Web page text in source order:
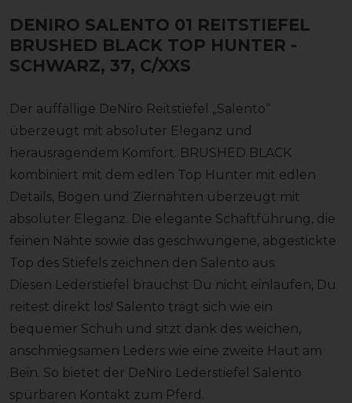
DENIRO SALENTO 01 REITSTIEFEL
BRUSHED BLACK TOP HUNTER -
SCHWARZ, 37, C/XXS
Der auffällige DeNiro Reitstiefel „Salento“
überzeugt mit absoluter Eleganz und
herausragendem Komfort. BRUSHED BLACK
kombiniert mit dem edlen Top Hunter mit edlen
Details, Bögen und Ziernähten überzeugt mit
absoluter Eleganz. Die elegante Schaftführung, die
feinen Nähte sowie das geschwungene, abgestickte
Top des Stiefels zeichnen den Salento aus.
Diesen Lederstiefel brauchst Du nicht einlaufen, Du
reitest direkt los! Salento trägt sich wie ein
bequemer Schuh und sitzt dank des weichen,
anschmiegsamen Leders wie eine zweite Haut am
Bein. So bietet der DeNiro Lederstiefel Salento
spürbaren Kontakt zum Pferd.